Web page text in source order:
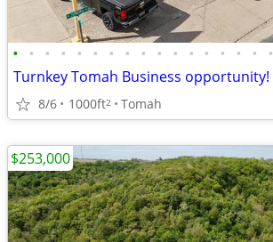
• • • • • • • • • • • • • • • • •
Turnkey Tomah Business opportunity!
8/6 1000ft2 Tomah
$253,000